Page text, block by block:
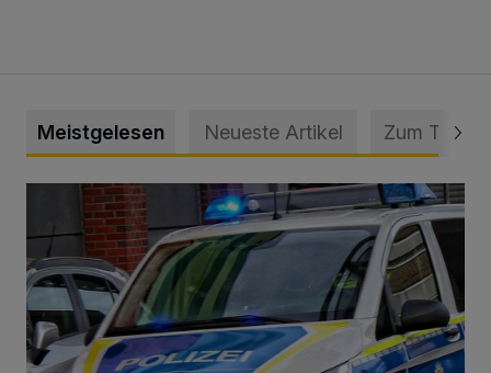
Meistgelesen Neueste Artikel Zum Thema
Mann beschädigt Autos in Parkhaus